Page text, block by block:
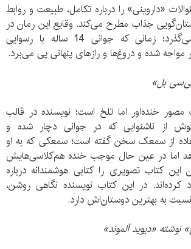
«داروینی» را درباره تکامل، طبیعت و روابط
جذاب مطرح می‌کند. وقایع این رمان در
قرن 19 میلادی می‌گذرد؛ زمانی که جوانی 14 ساله با رسوایی
شده و دروغ‌ها و رازهای پنهانی پی می‌برد.
بل»
خنده‌اور اما تلخ است؛ نویسنده در قالب
ناشنوایی که در جوانی دچار شده و
از سمعک سخن گفته است؛ سمعکی که به او
اما در عین حال موجب خنده هم‌کلاسی‌هایش
این کتاب تصویری را کتابی هوشمندانه درباره
کرده‌اند. در این کتاب نویسنده نگاهی روشن،
به بهترین دوستان‌اش دارد.
نوشته «دیوید آلموند»